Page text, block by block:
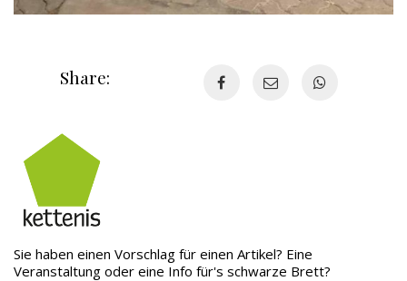
Share:
Sie haben einen Vorschlag für einen Artikel? Eine
Veranstaltung oder eine Info für's schwarze Brett?